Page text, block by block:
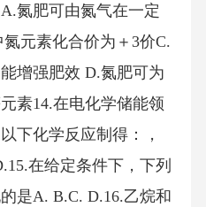
氮肥可由氮气在一定
元素化合价为＋3价C.
增强肥效 D.氮肥可为
素14.在电化学储能领
下化学反应制得：，
在给定条件下，下列
是A. B.C. D.16.乙烷和